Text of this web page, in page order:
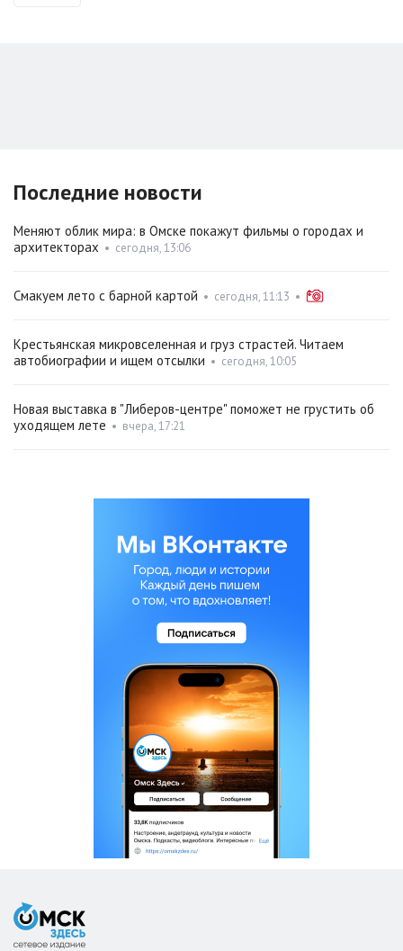
Последние новости
Меняют облик мира: в Омске покажут фильмы о городах и
архитекторах • сегодня, 13:06
Смакуем лето с барной картой • сегодня, 11:13 •
Крестьянская микровселенная и груз страстей. Читаем
автобиографии и ищем отсылки • сегодня, 10:05
Новая выставка в "Либеров-центре" поможет не грустить об
уходящем лете • вчера, 17:21